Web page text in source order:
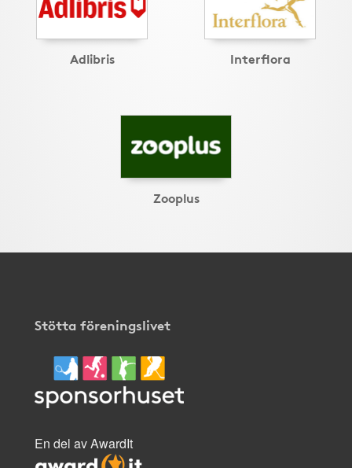
Adlibris Interflora
Zooplus
Stötta föreningslivet
En del av AwardIt